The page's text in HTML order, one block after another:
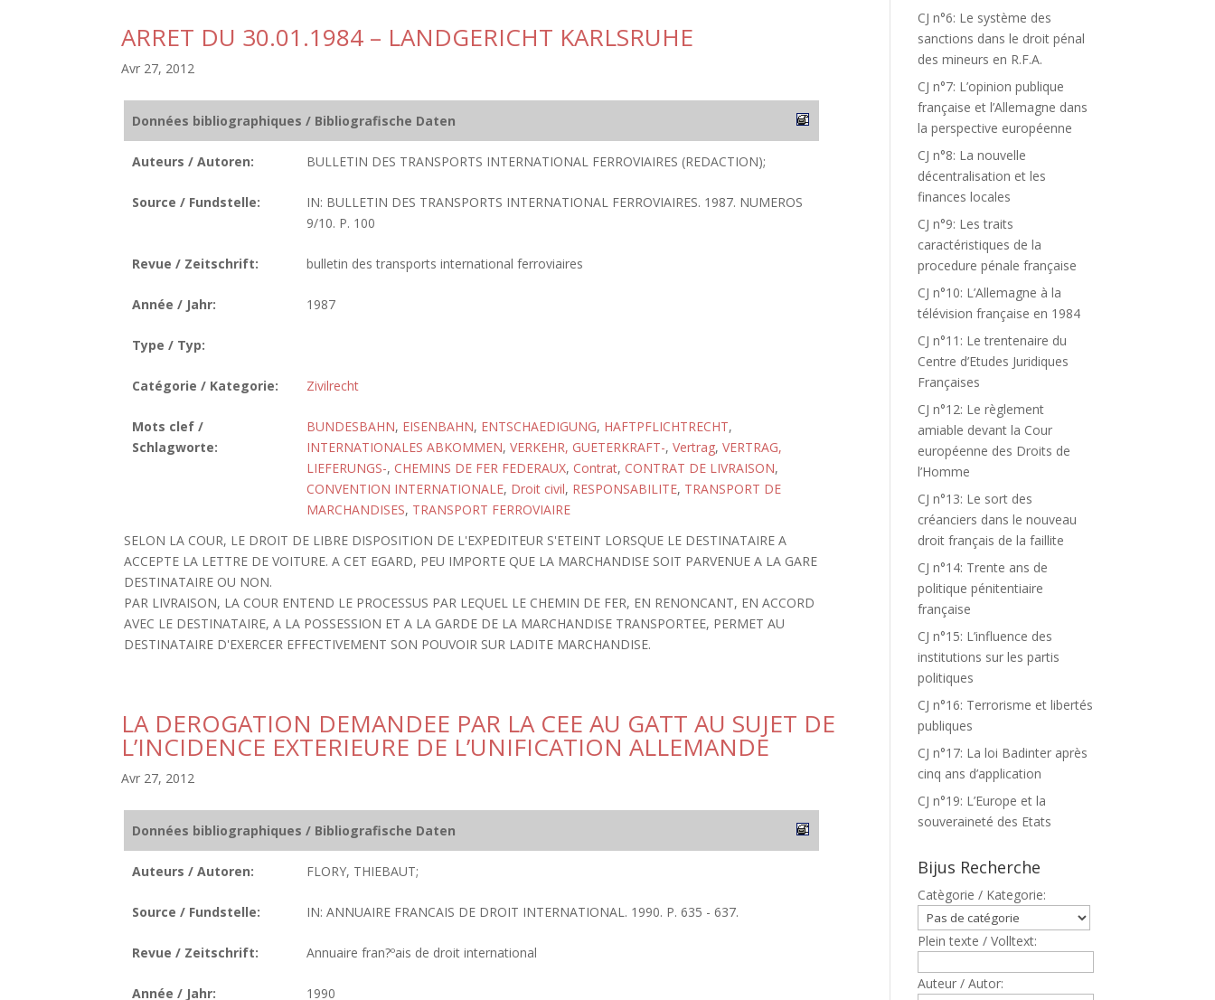
ARRET DU 30.01.1984 – LANDGERICHT KARLSRUHE
Avr 27, 2012
Données bibliographiques / Bibliografische Daten
Auteurs / Autoren: BULLETIN DES TRANSPORTS INTERNATIONAL FERROVIAIRES (REDACTION);
Source / Fundstelle:
IN: BULLETIN DES TRANSPORTS INTERNATIONAL FERROVIAIRES. 1987. NUMEROS
9/10. P. 100
Revue / Zeitschrift: bulletin des transports international ferroviaires
Année / Jahr: 1987
Type / Typ:
Catégorie / Kategorie: Zivilrecht
Mots clef /
Schlagworte:
BUNDESBAHN, EISENBAHN, ENTSCHAEDIGUNG, HAFTPFLICHTRECHT,
INTERNATIONALES ABKOMMEN, VERKEHR, GUETERKRAFT-, Vertrag, VERTRAG,
LIEFERUNGS-, CHEMINS DE FER FEDERAUX, Contrat, CONTRAT DE LIVRAISON,
CONVENTION INTERNATIONALE, Droit civil, RESPONSABILITE, TRANSPORT DE
MARCHANDISES, TRANSPORT FERROVIAIRE
SELON LA COUR, LE DROIT DE LIBRE DISPOSITION DE L'EXPEDITEUR S'ETEINT LORSQUE LE DESTINATAIRE A
ACCEPTE LA LETTRE DE VOITURE. A CET EGARD, PEU IMPORTE QUE LA MARCHANDISE SOIT PARVENUE A LA GARE
DESTINATAIRE OU NON.
PAR LIVRAISON, LA COUR ENTEND LE PROCESSUS PAR LEQUEL LE CHEMIN DE FER, EN RENONCANT, EN ACCORD
AVEC LE DESTINATAIRE, A LA POSSESSION ET A LA GARDE DE LA MARCHANDISE TRANSPORTEE, PERMET AU
DESTINATAIRE D'EXERCER EFFECTIVEMENT SON POUVOIR SUR LADITE MARCHANDISE.
LA DEROGATION DEMANDEE PAR LA CEE AU GATT AU SUJET DE
L’INCIDENCE EXTERIEURE DE L’UNIFICATION ALLEMANDE
Avr 27, 2012
Données bibliographiques / Bibliografische Daten
Auteurs / Autoren: FLORY, THIEBAUT;
Source / Fundstelle: IN: ANNUAIRE FRANCAIS DE DROIT INTERNATIONAL. 1990. P. 635 - 637.
Revue / Zeitschrift: Annuaire fran?ºais de droit international
Année / Jahr: 1990
CJ n°6: Le système des
sanctions dans le droit pénal
des mineurs en R.F.A.
CJ n°7: L’opinion publique
française et l’Allemagne dans
la perspective européenne
CJ n°8: La nouvelle
décentralisation et les
finances locales
CJ n°9: Les traits
caractéristiques de la
procedure pénale française
CJ n°10: L’Allemagne à la
télévision française en 1984
CJ n°11: Le trentenaire du
Centre d’Etudes Juridiques
Françaises
CJ n°12: Le règlement
amiable devant la Cour
européenne des Droits de
l’Homme
CJ n°13: Le sort des
créanciers dans le nouveau
droit français de la faillite
CJ n°14: Trente ans de
politique pénitentiaire
française
CJ n°15: L’influence des
institutions sur les partis
politiques
CJ n°16: Terrorisme et libertés
publiques
CJ n°17: La loi Badinter après
cinq ans d’application
CJ n°19: L’Europe et la
souveraineté des Etats
Bijus Recherche
Catègorie / Kategorie:
Plein texte / Volltext:
Auteur / Autor: